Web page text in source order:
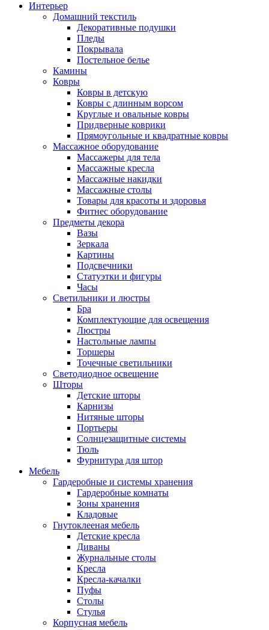
Интерьер
Домашний текстиль
Декоративные подушки
Пледы
Покрывала
Постельное белье
Камины
Ковры
Ковры в детскую
Ковры с длинным ворсом
Круглые и овальные ковры
Придверные коврики
Прямоугольные и квадратные ковры
Массажное оборудование
Массажеры для тела
Массажные кресла
Массажные накидки
Массажные столы
Товары для красоты и здоровья
Фитнес оборудование
Предметы декора
Вазы
Зеркала
Картины
Подсвечники
Статуэтки и фигуры
Часы
Светильники и люстры
Бра
Комплектующие для освещения
Люстры
Настольные лампы
Торшеры
Точечные светильники
Светодиодное освещение
Шторы
Детские шторы
Карнизы
Нитяные шторы
Портьеры
Солнцезащитные системы
Тюль
Фурнитура для штор
Мебель
Гардеробные и системы хранения
Гардеробные комнаты
Зоны хранения
Кладовые
Гнутоклееная мебель
Детские кресла
Диваны
Журнальные столы
Кресла
Кресла-качалки
Пуфы
Столы
Стулья
Корпусная мебель